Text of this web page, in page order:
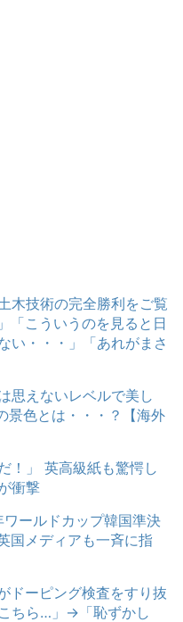
木技術の完全勝利をご覧
「こういうのを見ると日
い・・・」「あれがまさ
思えないレベルで美し
景色とは・・・？【海外
！」 英高級紙も驚愕し
衝撃
ールドカップ韓国準決
国メディアも一斉に指
ドーピング検査をすり抜
ちら…」→「恥ずかし